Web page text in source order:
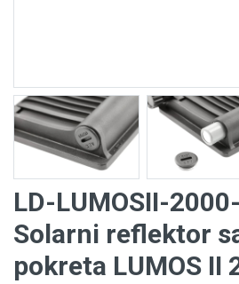
LD-LUMOSII-
Solarni reflektor
pokreta LUMOS II